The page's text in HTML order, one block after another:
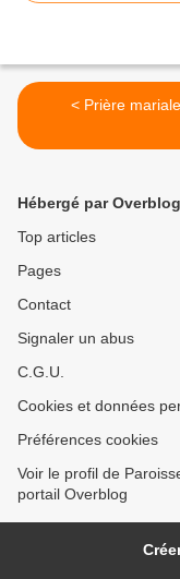
< Prière mariale.
Hébergé par Overblog
Top articles
Pages
Contact
Signaler un abus
C.G.U.
Cookies et données
Préférences cookies
Voir le profil de
portail Overblog